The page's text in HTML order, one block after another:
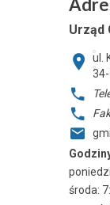
Urząd
ul.
środa: